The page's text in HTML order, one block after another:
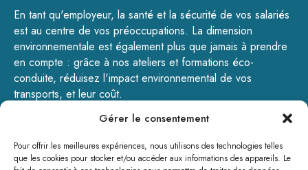
Gérer le consentement
Pour offrir les meilleures expériences, nous utilisons des technologies telles
que les cookies pour stocker et/ou accéder aux informations des appareils. Le
En tant qu'employeur, la santé et la sécurité de vos salariés
est au centre de vos préoccupations. La dimension
environnementale est également plus que jamais à prendre
en compte : grâce à nos ateliers et formations éco-
conduite, réduisez l'impact environnemental de vos
transports, et leur coût.
GOTODRIVE - 200, rue de la Pulmez – 59310 Landas -
www.gotodrive.fr